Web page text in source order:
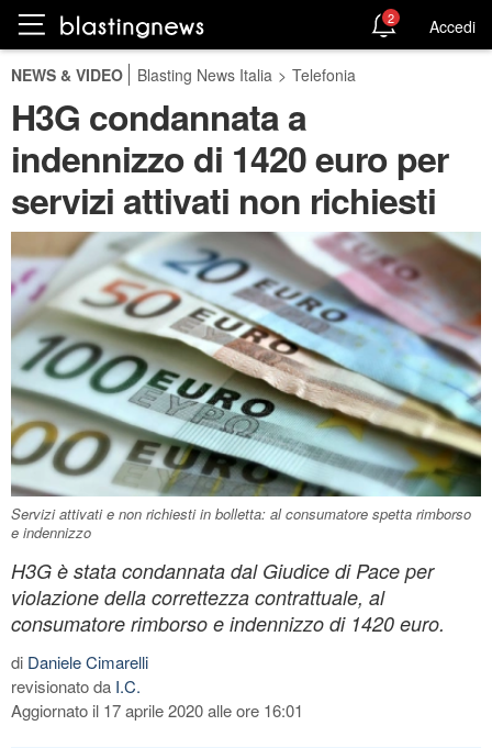
2 Accedi
NEWS & VIDEO Blasting News Italia > Telefonia
H3G condannata a
indennizzo di 1420 euro per
servizi attivati non richiesti
Servizi attivati e non richiesti in bolletta: al consumatore spetta rimborso
e indennizzo
H3G è stata condannata dal Giudice di Pace per
violazione della correttezza contrattuale, al
consumatore rimborso e indennizzo di 1420 euro.
di Daniele Cimarelli
revisionato da I.C.
Aggiornato il 17 aprile 2020 alle ore 16:01